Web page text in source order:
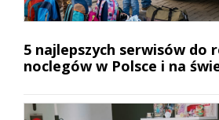
5 najlepszych serwisów do
noclegów w Polsce i na